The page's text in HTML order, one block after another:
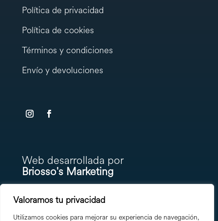
Valoramos tu privacidad
Utilizamos cookies para mejorar su experiencia de navegación,
Política de privacidad
Política de cookies
Términos y condiciones
Envío y devoluciones
Web desarrollada por
Briosso's Marketing